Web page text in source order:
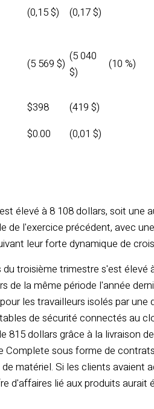
(0,15 $)
(0,17 $)
(5 569 $)
(5 040
$)
(10 %)
$398
(419 $)
$0.00 (0,01 $)
élevé à 8 108 dollars, soit une
de l'exercice précédent, avec
leur forte dynamique de
troisième trimestre s'est
de la même période l'année
les travailleurs isolés par
de sécurité connectés au
815 dollars grâce à la livraison
Complete sous forme de
matériel. Si les clients
d'affaires lié aux produits aurait